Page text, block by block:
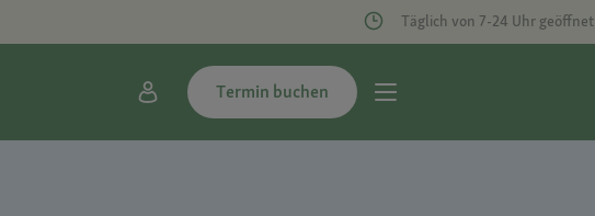
Täglich von 7-24 Uhr geöffnet
Termin buchen